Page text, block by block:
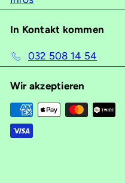
In Kontakt kommen
032 508 14 54
Wir akzeptieren